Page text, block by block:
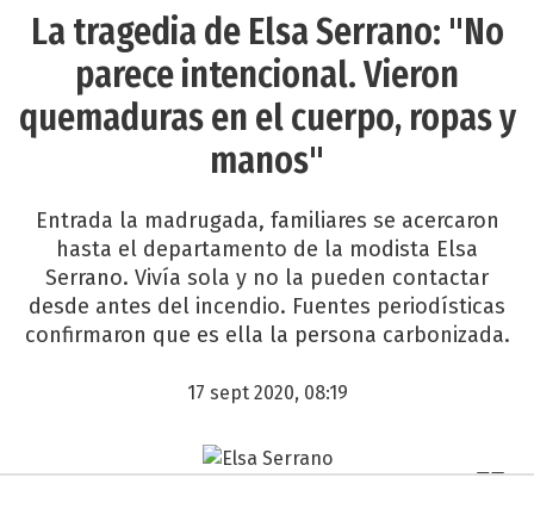
La tragedia de Elsa Serrano: "No
parece intencional. Vieron
quemaduras en el cuerpo, ropas y
manos"
Entrada la madrugada, familiares se acercaron
hasta el departamento de la modista Elsa
Serrano. Vivía sola y no la pueden contactar
desde antes del incendio. Fuentes periodísticas
confirmaron que es ella la persona carbonizada.
17 sept 2020, 08:19